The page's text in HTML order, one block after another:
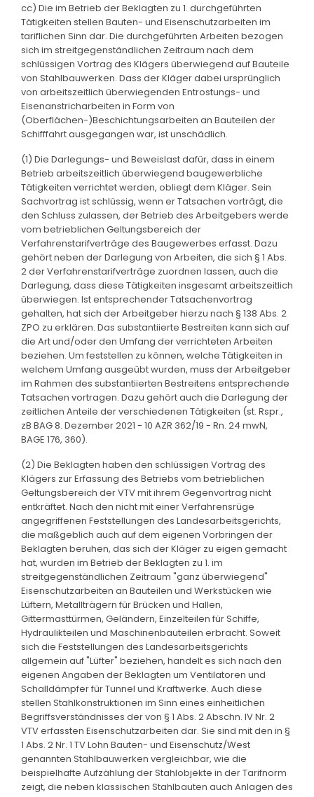
cc) Die im Betrieb der Beklagten zu 1. durchgeführten
Tätigkeiten stellen Bauten- und Eisenschutzarbeiten im
tariflichen Sinn dar. Die durchgeführten Arbeiten bezogen
sich im streitgegenständlichen Zeitraum nach dem
schlüssigen Vortrag des Klägers überwiegend auf Bauteile
von Stahlbauwerken. Dass der Kläger dabei ursprünglich
von arbeitszeitlich überwiegenden Entrostungs- und
Eisenanstricharbeiten in Form von
(Oberflächen-)Beschichtungsarbeiten an Bauteilen der
Schifffahrt ausgegangen war, ist unschädlich.
(1) Die Darlegungs- und Beweislast dafür, dass in einem
Betrieb arbeitszeitlich überwiegend baugewerbliche
Tätigkeiten verrichtet werden, obliegt dem Kläger. Sein
Sachvortrag ist schlüssig, wenn er Tatsachen vorträgt, die
den Schluss zulassen, der Betrieb des Arbeitgebers werde
vom betrieblichen Geltungsbereich der
Verfahrenstarifverträge des Baugewerbes erfasst. Dazu
gehört neben der Darlegung von Arbeiten, die sich § 1 Abs.
2 der Verfahrenstarifverträge zuordnen lassen, auch die
Darlegung, dass diese Tätigkeiten insgesamt arbeitszeitlich
überwiegen. Ist entsprechender Tatsachenvortrag
gehalten, hat sich der Arbeitgeber hierzu nach § 138 Abs. 2
ZPO zu erklären. Das substantiierte Bestreiten kann sich auf
die Art und/oder den Umfang der verrichteten Arbeiten
beziehen. Um feststellen zu können, welche Tätigkeiten in
welchem Umfang ausgeübt wurden, muss der Arbeitgeber
im Rahmen des substantiierten Bestreitens entsprechende
Tatsachen vortragen. Dazu gehört auch die Darlegung der
zeitlichen Anteile der verschiedenen Tätigkeiten (st. Rspr.,
zB BAG 8. Dezember 2021 - 10 AZR 362/19 - Rn. 24 mwN,
BAGE 176, 360).
(2) Die Beklagten haben den schlüssigen Vortrag des
Klägers zur Erfassung des Betriebs vom betrieblichen
Geltungsbereich der VTV mit ihrem Gegenvortrag nicht
entkräftet. Nach den nicht mit einer Verfahrensrüge
angegriffenen Feststellungen des Landesarbeitsgerichts,
die maßgeblich auch auf dem eigenen Vorbringen der
Beklagten beruhen, das sich der Kläger zu eigen gemacht
hat, wurden im Betrieb der Beklagten zu 1. im
streitgegenständlichen Zeitraum "ganz überwiegend"
Eisenschutzarbeiten an Bauteilen und Werkstücken wie
Lüftern, Metallträgern für Brücken und Hallen,
Gittermasttürmen, Geländern, Einzelteilen für Schiffe,
Hydraulikteilen und Maschinenbauteilen erbracht. Soweit
sich die Feststellungen des Landesarbeitsgerichts
allgemein auf "Lüfter" beziehen, handelt es sich nach den
eigenen Angaben der Beklagten um Ventilatoren und
Schalldämpfer für Tunnel und Kraftwerke. Auch diese
stellen Stahlkonstruktionen im Sinn eines einheitlichen
Begriffsverständnisses der von § 1 Abs. 2 Abschn. IV Nr. 2
VTV erfassten Eisenschutzarbeiten dar. Sie sind mit den in §
1 Abs. 2 Nr. 1 TV Lohn Bauten- und Eisenschutz/West
genannten Stahlbauwerken vergleichbar, wie die
beispielhafte Aufzählung der Stahlobjekte in der Tarifnorm
zeigt, die neben klassischen Stahlbauten auch Anlagen des